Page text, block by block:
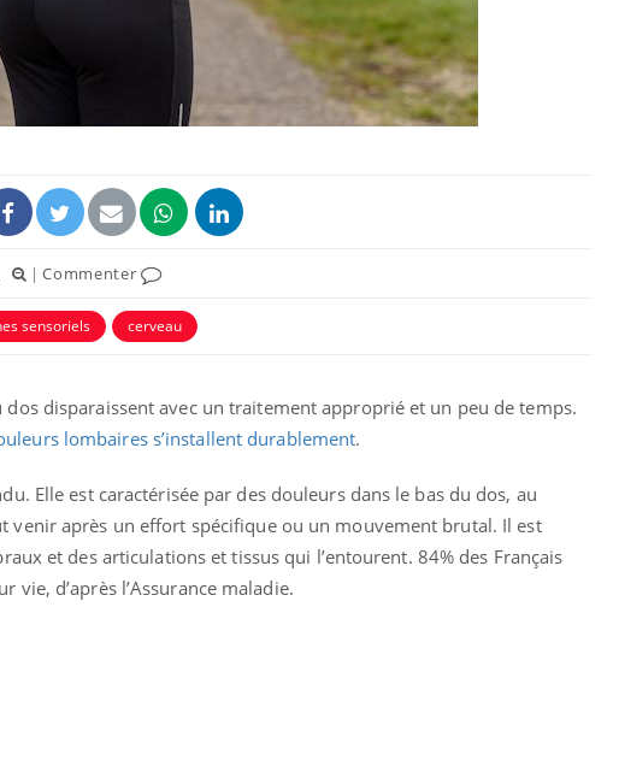
|Commenter
sensoriels cerveau
disparaissent avec un traitement approprié et un peu de temps.
lombaires s’installent durablement.
Elle est caractérisée par des douleurs dans le bas du dos, au
venir après un effort spécifique ou un mouvement brutal. Il est
et des articulations et tissus qui l’entourent. 84% des Français
d’après l’Assurance maladie.
brouillard mental ou
fer sont multiples ce qui la rend
En 2026, l'insuline dans le diabète de type 2
patients comme parfois chez les soignants.